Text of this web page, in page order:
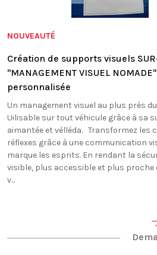
NOUVEAUTÉ
Création de supports visuels
"MANAGEMENT VISUEL
personnalisée
Un management visuel au plus près
Uilisable sur tout véhicule grâce à sa
aimantée et vélléda. Transformez les
réflexes grâce à une communication
marque les esprits. En rendant la
visible, plus accessible et plus proche
v...